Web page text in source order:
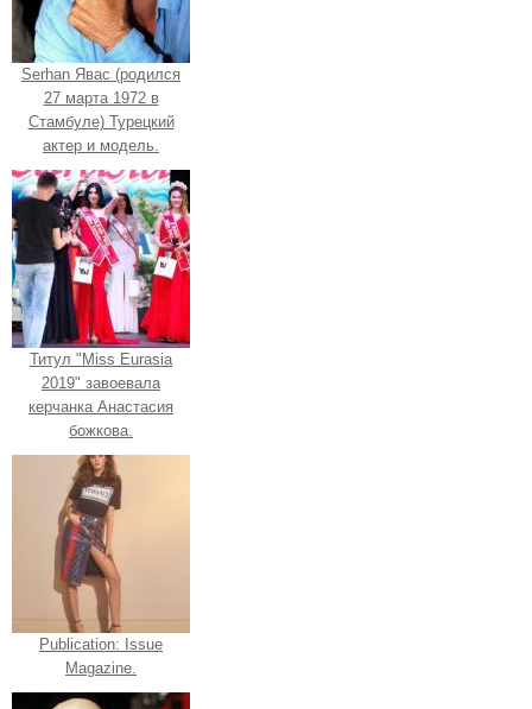
Serhan Явас (родился
27 марта 1972 в
Стамбуле) Турецкий
актер и модель.
Титул "Miss Eurasia
2019" завоевала
керчанка Анастасия
божкова.
Publication: Issue
Magazine.